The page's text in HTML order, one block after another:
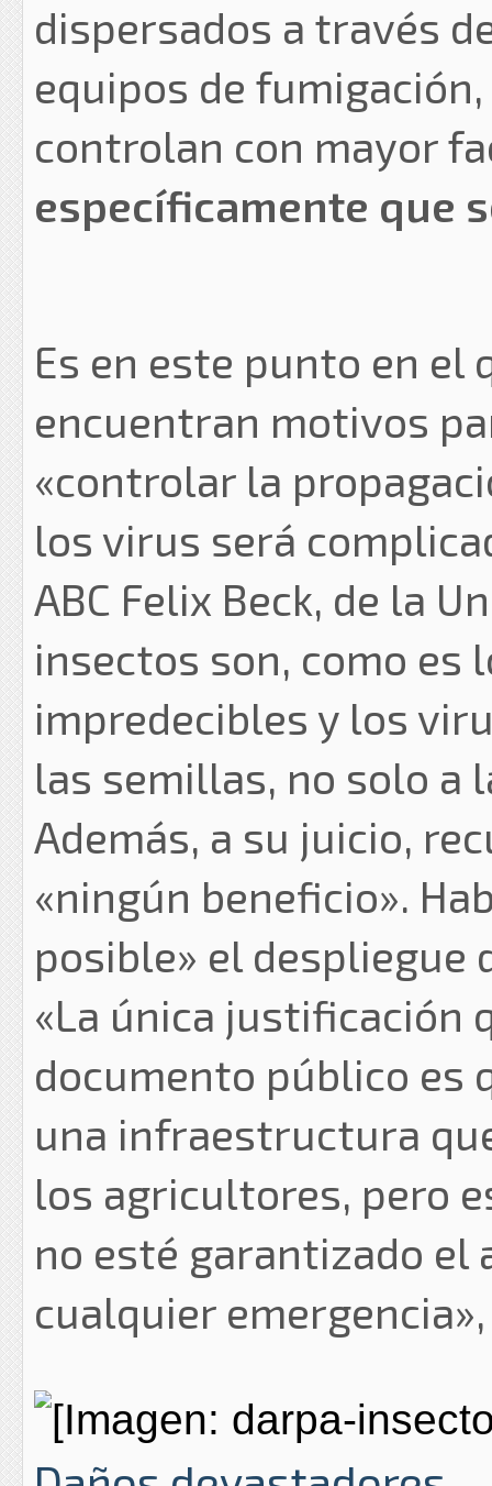
dispersados a través
equipos de
controlan con mayor
específicamente que
Es en este punto en
encuentran motivos
«controlar la
los virus será
ABC Felix Beck, de la
insectos son, como es
impredecibles y los
las semillas, no solo a
Además, a su juicio,
«ningún beneficio».
posible» el despliegue
«La única justificación
documento público es
una infraestructura
los agricultores, pero
no esté garantizado el
cualquier